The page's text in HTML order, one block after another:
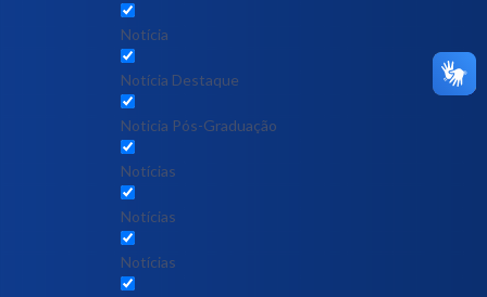
Notícia
Notícia Destaque
Noticia Pós-Graduação
Notícias
Notícias
Notícias